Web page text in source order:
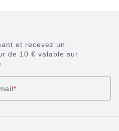
et recevez un
de 10 € valable sur
*